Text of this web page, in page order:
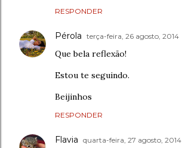
RESPONDER
Pérola terça-feira, 26 agosto, 2014
Que bela reflexão!
Estou te seguindo.
Beijinhos
RESPONDER
Flavia quarta-feira, 27 agosto, 2014